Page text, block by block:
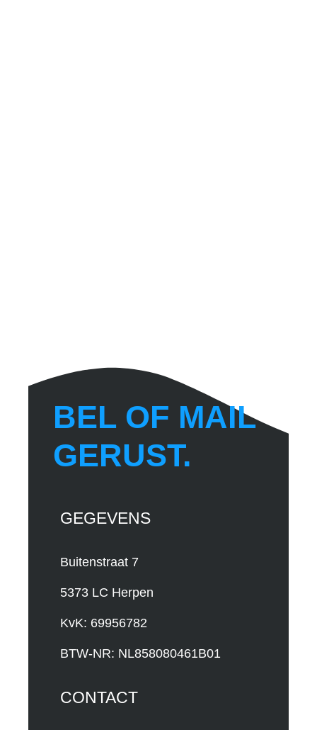
BEL OF MAIL
GERUST.
GEGEVENS
Buitenstraat 7
5373 LC Herpen
KvK: 69956782
BTW-NR: NL858080461B01
CONTACT